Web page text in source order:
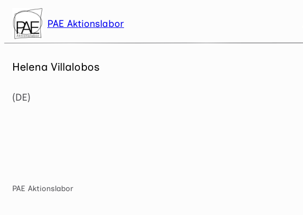
Zum
Inhalt
springen
PAE Aktionslabor
Helena Villalobos
(DE)
PAE Aktionslabor